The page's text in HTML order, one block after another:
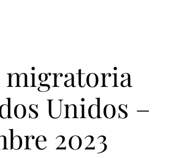
migratoria
Unidos –
2023